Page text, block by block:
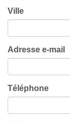
Ville
Adresse e-mail
Téléphone